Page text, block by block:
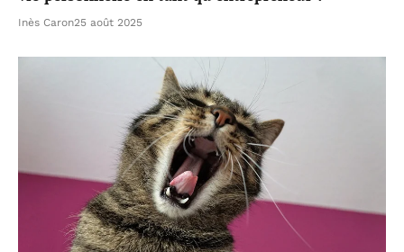
Inès Caron25 août 2025